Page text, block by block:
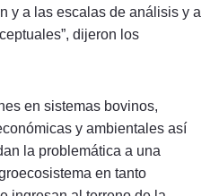
y a las escalas de análisis y a
dijeron los
en sistemas bovinos,
y ambientales así
la problemática a una
en tanto